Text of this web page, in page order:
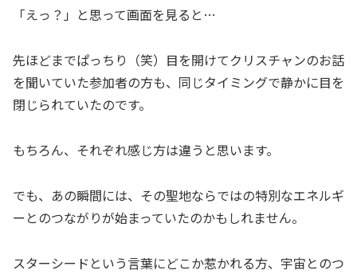
「えっ？」と思って画面を見ると…
先ほどまでぱっちり（笑）目を開けてクリスチャンのお話
を聞いていた参加者の方も、同じタイミングで静かに目を
閉じられていたのです。
もちろん、それぞれ感じ方は違うと思います。
でも、あの瞬間には、その聖地ならではの特別なエネルギ
ーとのつながりが始まっていたのかもしれません。
スターシードという言葉にどこか惹かれる方、宇宙とのつ